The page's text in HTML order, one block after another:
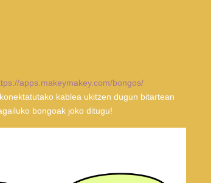
apps.makeymakey.com/bongos/
kablea ukitzen dugun bitartean
bongoak joko ditugu!